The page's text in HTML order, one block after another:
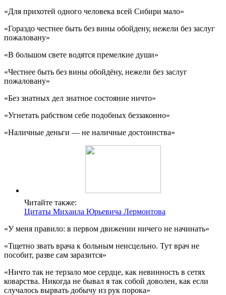
«Для прихотей одного человека всей Сибири мало»
«Гораздо честнее быть без вины обойдену, нежели без заслуг
пожаловану»
«В большом свете водятся премелкие души»
«Честнее быть без вины обойдёну, нежели без заслуг
пожаловану»
«Без знатных дел знатное состояние ничто»
«Угнетать рабством себе подобных беззаконно»
«Наличные деньги — не наличные достоинства»
Читайте также:
Цитаты Михаила Юрьевича Лермонтова
«У меня правило: в первом движении ничего не начинать»
«Тщетно звать врача к больным неисцельно. Тут врач не
пособит, разве сам заразится»
«Ничто так не терзало мое сердце, как невинность в сетях
коварства. Никогда не бывал я так собой доволен, как если
случалось вырвать добычу из рук порока»